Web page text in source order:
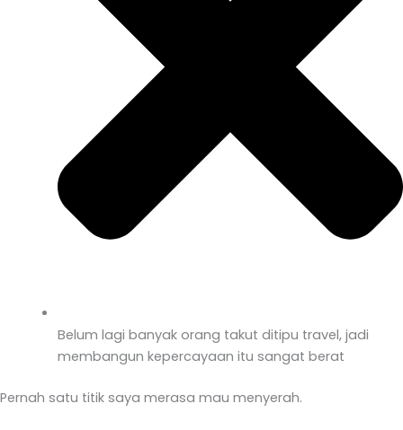
Belum lagi banyak orang takut ditipu travel, jadi
membangun kepercayaan itu sangat berat
Pernah satu titik saya merasa mau menyerah.